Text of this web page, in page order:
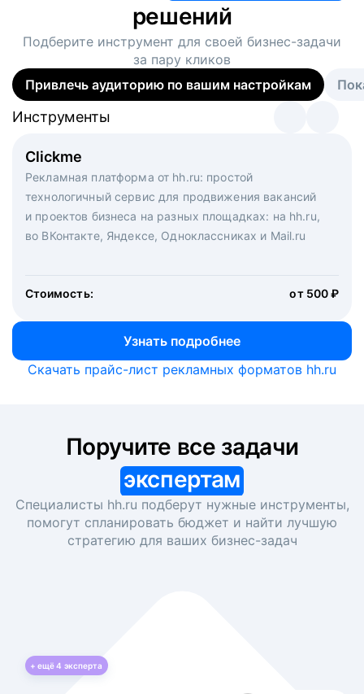
решений
Подберите инструмент для своей бизнес-задачи
за пару кликов
Привлечь аудиторию по вашим настройкам
Clickme
Рекламная платформа от hh.ru: простой
технологичный сервис для продвижения вакансий
и проектов бизнеса на разных площадках: на hh.ru,
во ВКонтакте, Яндексе, Одноклассниках и Mail.ru
Стоимость: от 500 ₽
Узнать подробнее
Инструменты
Вакансия дня
Рекламный формат для вакансий на главной странице
hh.ru. Увеличивает количество откликов
Инструменты
Массовый подбор под ключ. Решите, сколько
кандидатов и когда вам нужно, и за дело возьмутся
маркетологи, рекрутеры и проектные менеджеры
hh.ru с целым набором digital-инструментов
Инструменты
Скачать прайс-лист рекламных форматов hh.ru
экспертам
Специалисты hh.ru подберут нужные инструменты,
помогут спланировать бюджет и найти лучшую
стратегию для ваших бизнес-задач
+ ещё4 эксперта